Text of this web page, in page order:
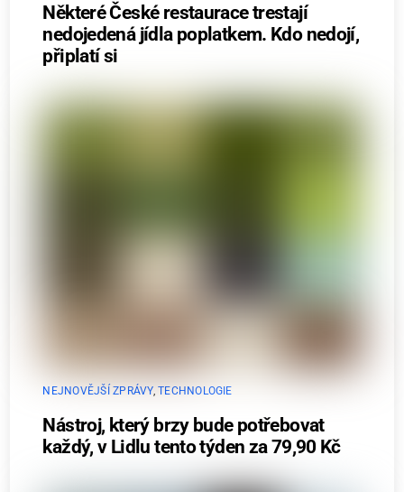
Některé České restaurace trestají
nedojedená jídla poplatkem. Kdo nedojí,
připlatí si
NEJNOVĚJŠÍ ZPRÁVY,TECHNOLOGIE
Nástroj, který brzy bude potřebovat
každý, v Lidlu tento týden za 79,90 Kč